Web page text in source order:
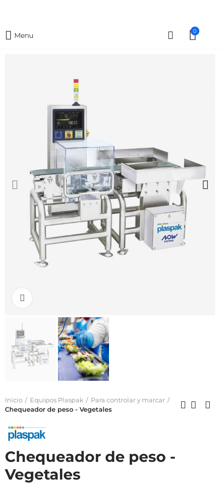
Menu 0
Inicio Equipos Plaspak
Para controlar y marcar
Chequeador de peso - Vegetales
Chequeador de peso -
Vegetales